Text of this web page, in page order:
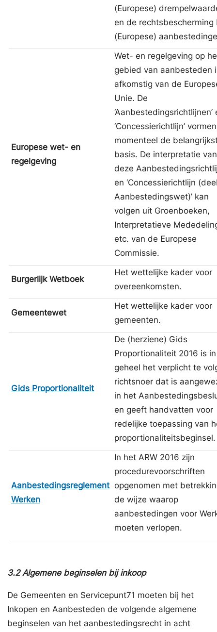
(Europese)
en de rechtsbescherming
(Europese)
Europese wet- en
regelgeving
Wet- en regelgeving op
gebied van aanbesteden
afkomstig van de
Unie. De
‘Aanbestedingsrichtlijnen’
‘Concessierichtlijn’ vormen
momenteel de
basis. De interpretatie van
deze
en ‘Concessierichtlijn
Aanbestedingswet)’ kan
volgen uit Groenboeken,
Interpretatieve
etc. van de Europese
Commissie.
Burgerlijk Wetboek
Het wettelijke kader voor
overeenkomsten.
Gemeentewet
Het wettelijke kader voor
gemeenten.
Gids Proportionaliteit
De (herziene) Gids
Proportionaliteit 2016 is
geheel het verplicht te
richtsnoer dat is
in het
en geeft handvatten voor
redelijke toepassing van
proportionaliteitsbeginsel.
Aanbestedingsreglement
Werken
In het ARW 2016 zijn
procedurevoorschriften
opgenomen met
de wijze waarop
aanbestedingen voor
moeten verlopen.
3.2Algemene beginselen bij inkoop
De Gemeenten en Servicepunt71 moeten bij het
Inkopen en Aanbesteden de volgende algemene
beginselen van het aanbestedingsrecht in acht